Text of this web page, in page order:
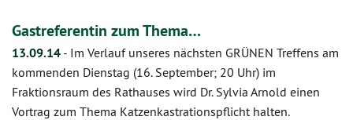
Gastreferentin zum Thema…
13.09.14 - Im Verlauf unseres nächsten GRÜNEN Treffens am
kommenden Dienstag (16. September; 20 Uhr) im
Fraktionsraum des Rathauses wird Dr. Sylvia Arnold einen
Vortrag zum Thema Katzenkastrationspflicht halten.